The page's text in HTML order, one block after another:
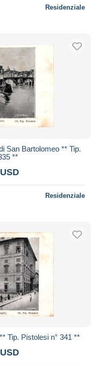
Residenziale
San Bartolomeo ** Tip.
**
Residenziale
Tip. Pistolesi n° 341 **